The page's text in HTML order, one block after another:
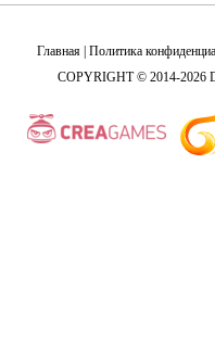
Главная Политика
COPYRIGHT © 2014-2026